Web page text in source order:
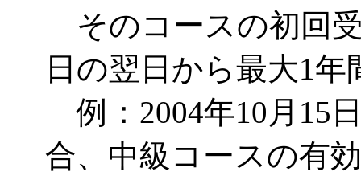
そのコースの初回
日の翌日から最大1
例：2004年10月15
合、中級コースの有